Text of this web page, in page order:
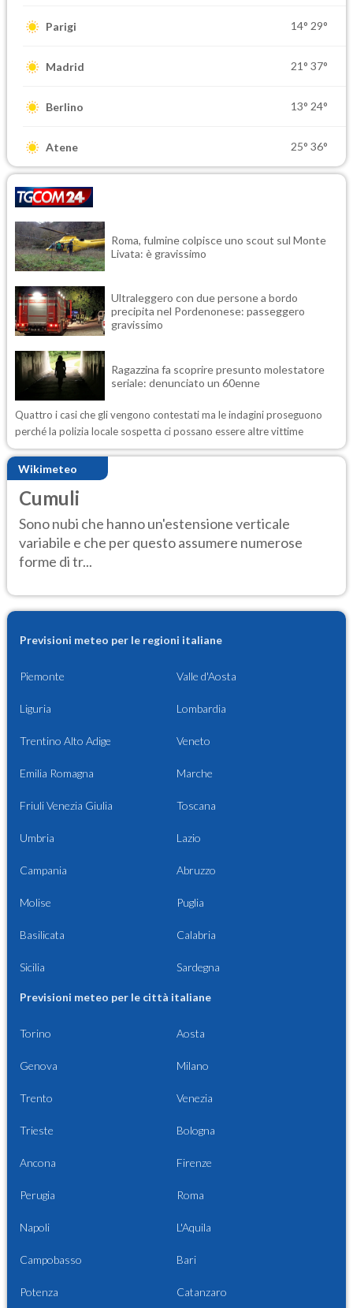
Parigi 14° 29°
Madrid 21° 37°
Berlino 13° 24°
Atene 25° 36°
Roma, fulmine colpisce uno scout sul Monte
Livata: è gravissimo
Ultraleggero con due persone a bordo
precipita nel Pordenonese: passeggero
gravissimo
Ragazzina fa scoprire presunto molestatore
seriale: denunciato un 60enne
Quattro i casi che gli vengono contestati ma le indagini proseguono
perché la polizia locale sospetta ci possano essere altre vittime
Wikimeteo
Cumuli
Sono nubi che hanno un'estensione verticale
variabile e che per questo assumere numerose
forme di tr...
Previsioni meteo per le regioni italiane
Piemonte Valle d'Aosta
Liguria Lombardia
Trentino Alto Adige Veneto
Emilia Romagna Marche
Friuli Venezia Giulia Toscana
Umbria Lazio
Campania Abruzzo
Molise Puglia
Basilicata Calabria
Sicilia Sardegna
Previsioni meteo per le città italiane
Torino Aosta
Genova Milano
Trento Venezia
Trieste Bologna
Ancona Firenze
Perugia Roma
Napoli L'Aquila
Campobasso Bari
Potenza Catanzaro